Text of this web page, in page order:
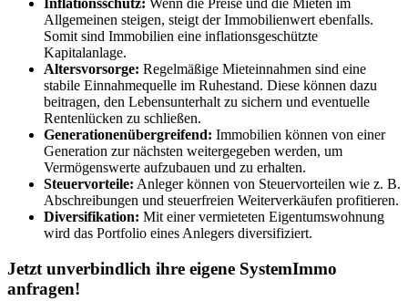
Inflationsschutz: Wenn die Preise und die Mieten im
Allgemeinen steigen, steigt der Immobilienwert ebenfalls.
Somit sind Immobilien eine inflationsgeschützte
Kapitalanlage.
Altersvorsorge: Regelmäßige Mieteinnahmen sind eine
stabile Einnahmequelle im Ruhestand. Diese können dazu
beitragen, den Lebensunterhalt zu sichern und eventuelle
Rentenlücken zu schließen.
Generationenübergreifend: Immobilien können von einer
Generation zur nächsten weitergegeben werden, um
Vermögenswerte aufzubauen und zu erhalten.
Steuervorteile: Anleger können von Steuervorteilen wie z. B.
Abschreibungen und steuerfreien Weiterverkäufen profitieren.
Diversifikation: Mit einer vermieteten Eigentumswohnung
wird das Portfolio eines Anlegers diversifiziert.
Jetzt unverbindlich ihre eigene SystemImmo
anfragen!